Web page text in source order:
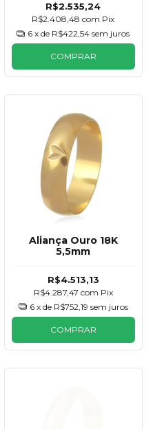
R$2.535,24
R$2.408,48com Pix
6 x de R$422,54 sem juros
COMPRAR
Aliança Ouro 18K
5,5mm
R$4.513,13
R$4.287,47 com Pix
6 x de R$752,19 sem juros
COMPRAR